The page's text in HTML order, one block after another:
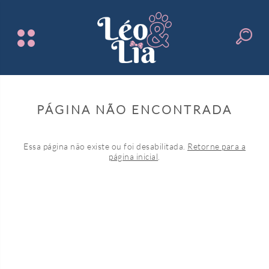
PÁGINA NÃO ENCONTRADA
Essa página não existe ou foi desabilitada. Retorne para a
página inicial